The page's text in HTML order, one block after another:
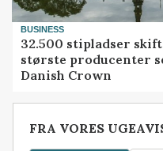
BUSINESS
32.500 stipladser
største producenter
Danish Crown
FRA VORES